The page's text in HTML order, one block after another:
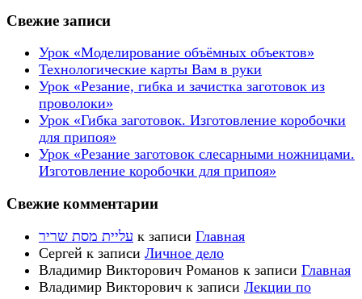
Свежие записи
Урок «Моделирование объёмных объектов»
Технологические карты Вам в руки
Урок «Резание, гибка и зачистка заготовок из
проволоки»
Урок «Гибка заготовок. Изготовление коробочки
для припоя»
Урок «Резание заготовок слесарными ножницами.
Изготовление коробочки для припоя»
Свежие комментарии
עליית מסת שריר к записи Главная
Сергей к записи Личное дело
Владимир Викторович Романов к записи Главная
Владимир Викторович к записи Лекции по